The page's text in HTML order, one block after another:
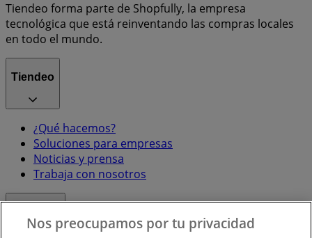
Tiendeo forma parte de Shopfully, la empresa
tecnológica que está reinventando las compras locales
en todo el mundo.
Tiendeo
¿Qué hacemos?
Soluciones para empresas
Noticias y prensa
Trabaja con nosotros
Nos preocupamos por tu privacidad